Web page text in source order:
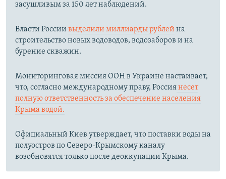
засушливым за 150 лет наблюдений.​
Власти России выделили миллиарды рублей на
строительство новых водоводов, водозаборов и на
бурение скважин.
Мониторинговая миссия ООН в Украине настаивает,
что, согласно международному праву, Россиянесет
полную ответственность за обеспечение населения
Крыма водой.
Официальный Киев утверждает, что поставки воды на
полуостров по Северо-Крымскому каналу
возобновятся только после деоккупации Крыма.